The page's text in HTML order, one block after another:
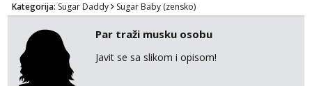
Kategorija: Sugar Daddy Sugar Baby (zensko)
Par traži musku osobu
Javit se sa slikom i opisom!